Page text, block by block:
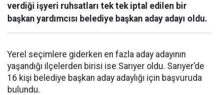
verdiği işyeri ruhsatları tek tek iptal edilen bir
başkan yardımcısı belediye başkan aday adayı oldu.
Yerel seçimlere giderken en fazla aday adayının
yaşandığı ilçelerden birisi ise Sarıyer oldu. Sarıyer’de
16 kişi belediye başkan aday adaylığı için başvuruda
bulundu.